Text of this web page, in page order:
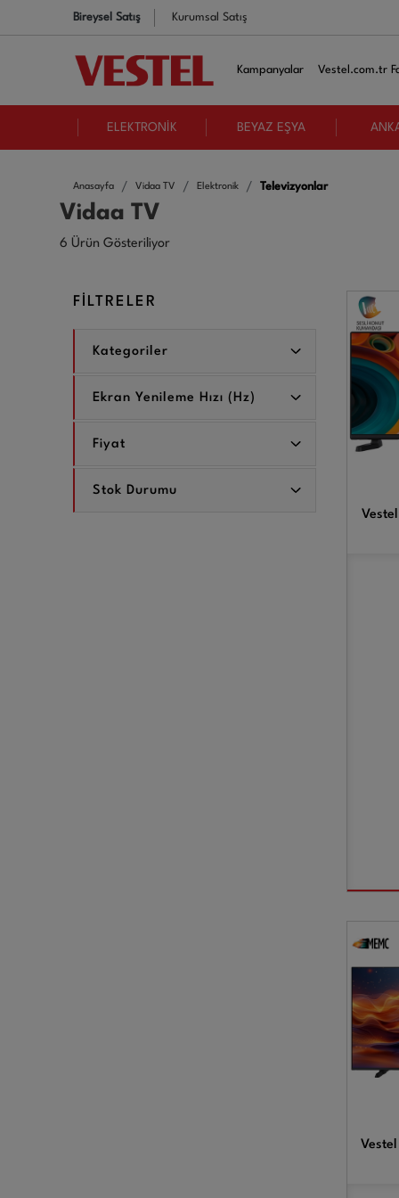
Bireysel Satış Kurumsal Satış
Kampanyalar Vestel.com.tr
ELEKTRONİK BEYAZ EŞYA
Anasayfa Vidaa TV Elektronik Televizyonlar
Vidaa TV
6 Ürün Gösteriliyor
FİLTRELER
Kategoriler
Ekran Yenileme Hızı (Hz)
Fiyat
Stok Durumu